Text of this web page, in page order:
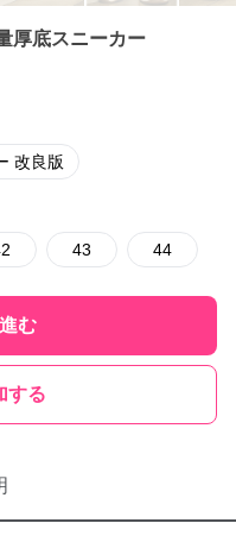
厚底スニーカー
改良版
43 44
む
する